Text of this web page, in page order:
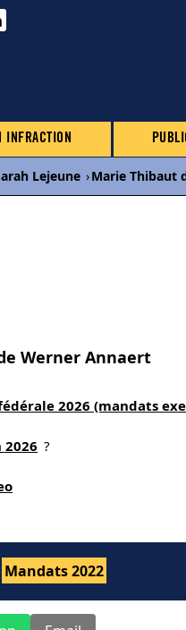
INFRACTION
Lejeune ›Marie Thibaut
Werner Annaert
2026 (mandats
?
Mandats 2022